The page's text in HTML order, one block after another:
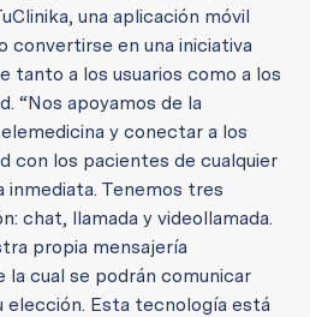
una aplicación móvil
convertirse en una iniciativa
tanto a los usuarios como a los
“Nos apoyamos de la
y conectar a los
con los pacientes de cualquier
inmediata. Tenemos tres
chat, llamada y videollamada.
propia mensajería
la cual se podrán comunicar
elección. Esta tecnología está